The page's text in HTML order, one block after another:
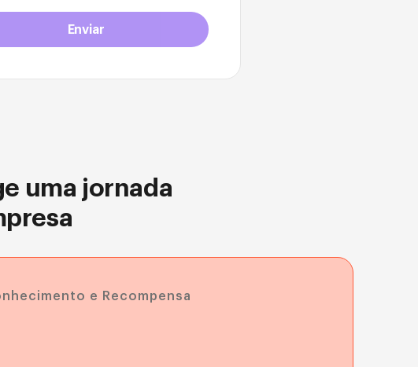
uma jornada
e Recompensa